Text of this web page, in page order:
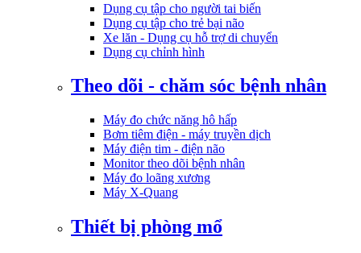
Dụng cụ tập cho người tai biến
Dụng cụ tập cho trẻ bại não
Xe lăn - Dụng cụ hỗ trợ di chuyển
Dụng cụ chỉnh hình
Theo dõi - chăm sóc bệnh nhân
Máy đo chức năng hô hấp
Bơm tiêm điện - máy truyền dịch
Máy điện tim - điện não
Monitor theo dõi bệnh nhân
Máy đo loãng xương
Máy X-Quang
Thiết bị phòng mổ